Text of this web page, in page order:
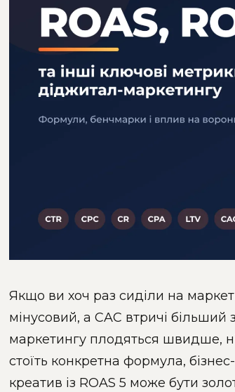
Якщо ви хоч раз сиділи на
мінусовий, а CAC втричі
маркетингу плодяться швидше,
стоїть конкретна формула,
креатив із ROAS 5 може бути